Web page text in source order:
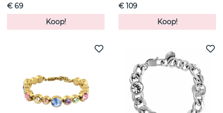
€ 69
Koop!
€ 109
Koop!